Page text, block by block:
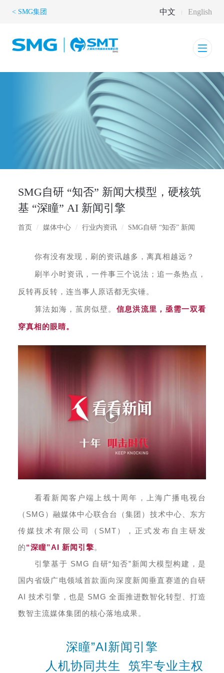
< SMG集团 中文 English
SMG自研 “知否” 新闻大模型，硬核筑
基 “深瞳” AI 新闻引擎
首页 媒体中心 行业内资讯 SMG自研 “知否” 新闻
你有没有发现，刷的资讯越多，离真相越远？
刷半小时资讯，一件事三个说法；追一条热点，
反转再反转，连当事人原话都无实锤。
算法如海，茧房似壁。 信息洪流里，亟需一双看
穿真相的眼睛。
看看新闻客户端上线十周年，上海广播电视台
（SMG）融媒体中心联合台（集团）技术中心、东方
传媒技术有限公司（SMT），正式发布自主研发
的“深瞳”AI 新闻引擎。
引擎基于 SMG 自研“知否”新闻大模型构建，是
国内省级广电领域首款面向深度新闻垂直赛道的自研
AI 技术引擎，也是 SMG 全面推进数智化转型、打造
数智主流媒体集团的核心落地成果。
深瞳”AI新闻引擎
人机协同共生 筑牢专业主权